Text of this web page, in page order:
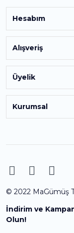
Hesabım
Alışveriş
Üyelik
Kurumsal
© 2022 MaGümüş
İndirim ve
Olun!